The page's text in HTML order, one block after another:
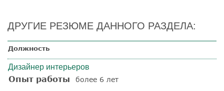
ДРУГИЕ РЕЗЮМЕ ДАННОГО РАЗДЕЛА:
Должность
Дизайнер интерьеров
Опыт работы более 6 лет